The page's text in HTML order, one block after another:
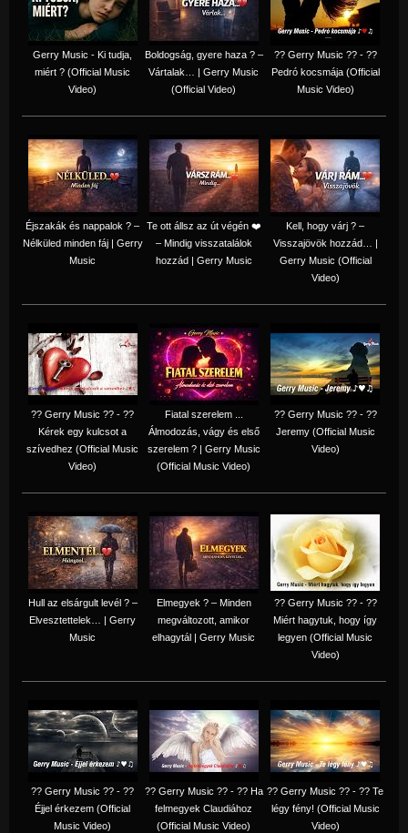
Gerry Music - Ki tudja,
miért ? (Official Music
Video)
Boldogság, gyere haza ? –
Vártalak… | Gerry Music
(Official Video)
?? Gerry Music ?? - ??
Pedró kocsmája (Official
Music Video)
Éjszakák és nappalok ? –
Nélküled minden fáj | Gerry
Music
Te ott állsz az út végén ❤️
– Mindig visszatalálok
hozzád | Gerry Music
Kell, hogy várj ? –
Visszajövök hozzád… |
Gerry Music (Official
Video)
?? Gerry Music ?? - ??
Kérek egy kulcsot a
szívedhez (Official Music
Video)
Fiatal szerelem ...
Álmodozás, vágy és első
szerelem ? | Gerry Music
(Official Music Video)
?? Gerry Music ?? - ??
Jeremy (Official Music
Video)
Hull az elsárgult levél ? –
Elvesztettelek… | Gerry
Music
Elmegyek ? – Minden
megváltozott, amikor
elhagytál | Gerry Music
?? Gerry Music ?? - ??
Miért hagytuk, hogy így
legyen (Official Music
Video)
?? Gerry Music ?? - ??
Éjjel érkezem (Official
Music Video)
?? Gerry Music ?? - ?? Ha
felmegyek Claudiához
(Official Music Video)
?? Gerry Music ?? - ?? Te
légy fény! (Official Music
Video)